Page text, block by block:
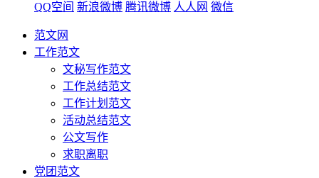
QQ空间 新浪微博 腾讯微博 人人网 微信
范文网
工作范文
文秘写作范文
工作总结范文
工作计划范文
活动总结范文
公文写作
求职离职
党团范文